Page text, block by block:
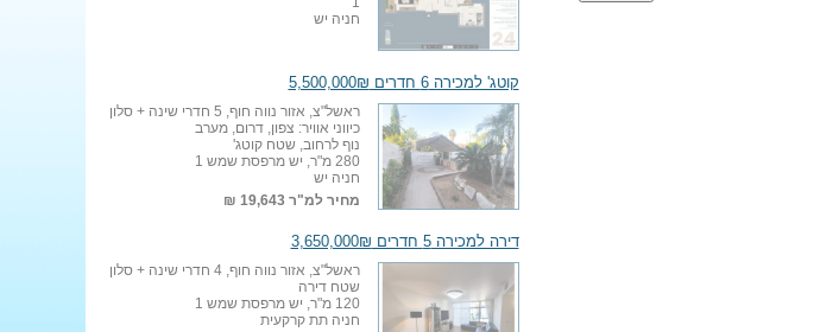
חניה יש
קוטג' למכירה 6 חדרים 5,500,000₪
ראשל"צ, אזור נווה חוף, 5 חדרי שינה + סלון
כיווני אוויר: צפון, דרום, מערב
נוף לרחוב, שטח קוטג'
280 מ"ר, יש מרפסת שמש 1
חניה יש
מחיר למ"ר19,643 ₪
דירה למכירה 5 חדרים 3,650,000₪
ראשל"צ, אזור נווה חוף, 4 חדרי שינה + סלון
שטח דירה
120 מ"ר, יש מרפסת שמש 1
חניה תת קרקעית